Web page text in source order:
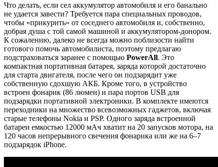
Что делать, если сел аккумулятор автомобиля и его банально
не удается завести? Требуется пара специальных проводов,
чтобы «прикурить» от соседнего автомобиля и, собственно,
добрая душа с той самой машиной и аккумулятором-донором.
К сожалению, далеко не всегда можно поблизости найти
готового помочь автомобилиста, поэтому предлагаю
подстраховаться заранее с помощью PowerAll. Это
компактная портативная батарея, заряда которой достаточно
для старта двигателя, после чего он подзарядит уже
собственную сдохшую АКБ. Кроме того, в устройство
встроен фонарик (86 люмен) и пара портов USB для
подзарядки портативной электроники. В комплекте имеются
переходники на множество всевозможных гаджетов, включая
старые телефоны Nokia и PSP. Одного заряда встроенной
батареи емкостью 12000 мАч хватит на 20 запусков мотора, на
120 часов непрерывного свечения фонарика или же на 6–7
подзарядок iPhone.